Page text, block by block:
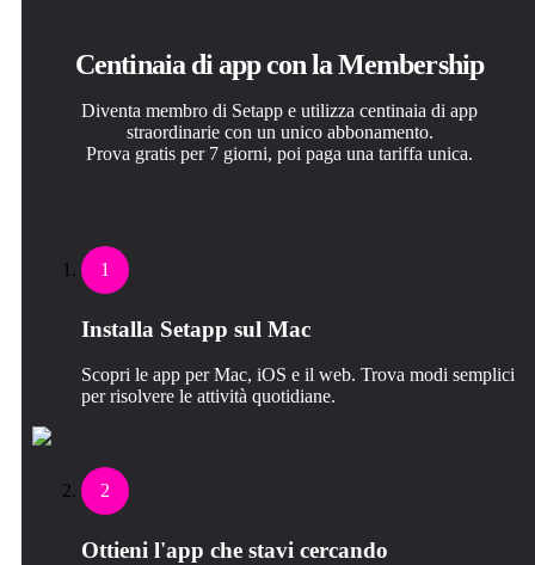
Centinaia di app con la Membership
Diventa membro di Setapp e utilizza centinaia di app
straordinarie con un unico abbonamento.
Prova gratis per 7 giorni, poi paga una tariffa unica.
1
Installa Setapp sul Mac
Scopri le app per Mac, iOS e il web. Trova modi semplici
per risolvere le attività quotidiane.
2
Ottieni l'app che stavi cercando